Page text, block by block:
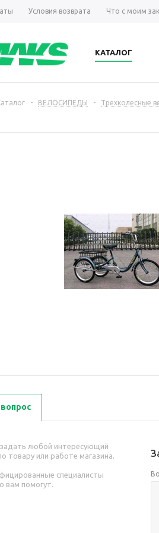
Условия возврата Что с моим
КАТАЛОГ
- ВЕЛОСИПЕДЫ - Трехколесные
любой интересующий
товару или работе магазина.
специалисты
вам помогут.